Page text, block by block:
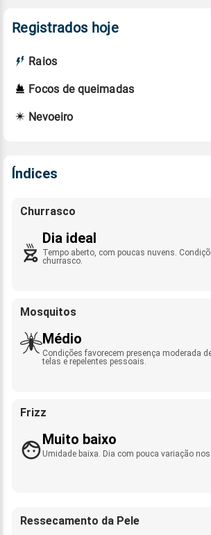
Registrados hoje
Raios
Focos de queimadas
Nevoeiro
Índices
Churrasco
Dia ideal
Tempo aberto, com poucas nuvens.
churrasco.
Mosquitos
Médio
Condições favorecem presença moderada
telas e repelentes pessoais.
Frizz
Muito baixo
Umidade baixa. Dia com pouca variação
Ressecamento da Pele